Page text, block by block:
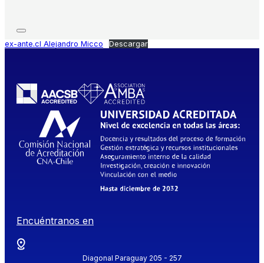
ex-ante.cl Alejandro Micco Descargar
Encuéntranos en
Diagonal Paraguay 205 - 257